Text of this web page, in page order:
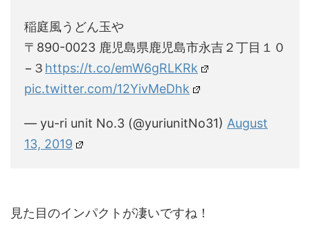
稲庭風うどん玉や
〒890-0023 鹿児島県鹿児島市永吉２丁目１０
−３ https://t.co/emW6gRLKRk
pic.twitter.com/12YivMeDhk
— yu-ri unit No.3 (@yuriunitNo31) August
13, 2019
見た目のインパクトが凄いですね！